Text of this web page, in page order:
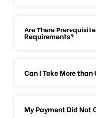
Are There
Requirements?
Can I Take More than
My Payment Did Not